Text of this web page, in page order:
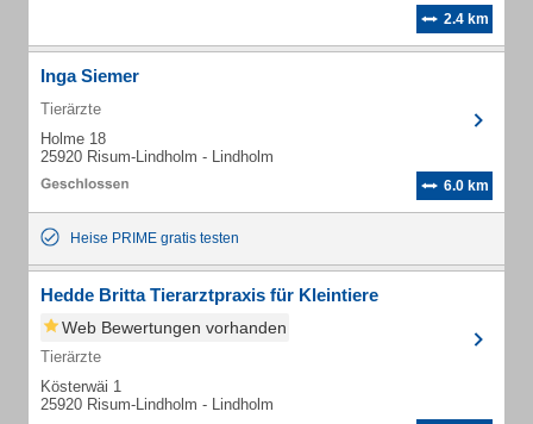
2.4 km
Inga Siemer
Tierärzte
Holme 18
25920 Risum-Lindholm - Lindholm
6.0 km
Heise PRIME gratis testen
Hedde Britta Tierarztpraxis für Kleintiere
Web Bewertungen vorhanden
Tierärzte
Kösterwäi 1
25920 Risum-Lindholm - Lindholm